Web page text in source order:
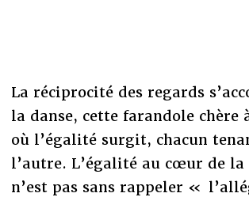
La réciprocité des regards
la danse, cette farandole chère
où l’égalité surgit, chacun
l’autre. L’égalité au cœur de
n’est pas sans rappeler «